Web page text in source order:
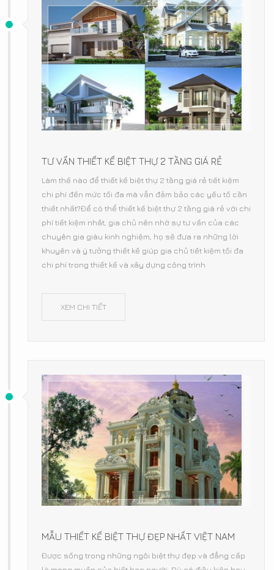
TƯ VẤN THIẾT KẾ BIỆT THỰ 2 TẦNG GIÁ RẺ
Làm thế nào để thiết kế biệt thự 2 tầng giá rẻ tiết kiệm
chi phí đến mức tối đa mà vẫn đảm bảo các yếu tố cần
thiết nhất?Để có thể thiết kế biệt thự 2 tầng giá rẻ với chi
phí tiết kiệm nhất, gia chủ nên nhờ sự tư vấn của các
chuyên gia giàu kinh nghiệm, họ sẽ đưa ra những lời
khuyên và ý tưởng thiết kế giúp gia chủ tiết kiệm tối đa
chi phí trong thiết kế và xây dựng công trình
XEM CHI TIẾT
MẪU THIẾT KẾ BIỆT THỰ ĐẸP NHẤT VIỆT NAM
Được sống trong những ngôi biệt thự đẹp và đẳng cấp